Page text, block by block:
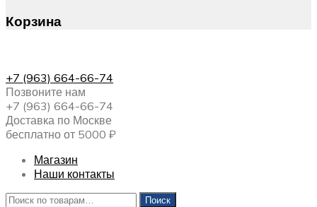
Корзина
+7 (963) 664-66-74
Позвоните нам
+7 (963) 664-66-74
Доставка по Москве
бесплатно от 5000 ₽
Магазин
Наши контакты
Искать:
Поиск